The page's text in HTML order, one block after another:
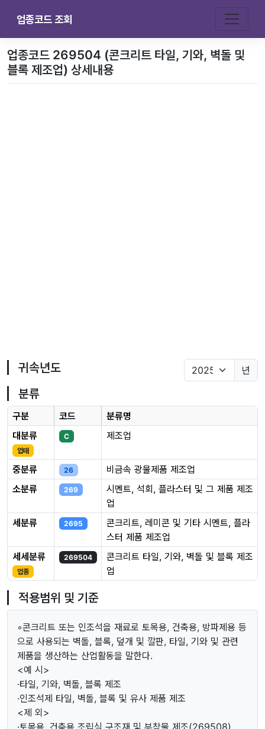
업종코드 조회
업종코드 269504 (콘크리트 타일, 기와, 벽돌 및
블록 제조업) 상세내용
귀속년도 년
분류
구분 코드
분류명
대분류
업태
C 제조업
중분류 26
비금속 광물제품 제조업
소분류
269
시멘트, 석회, 플라스터 및 그 제품 제조
업
세분류
2695
콘크리트, 레미콘 및 기타 시멘트, 플라
스터 제품 제조업
세세분류
업종
269504
콘크리트 타일, 기와, 벽돌 및 블록 제조
업
적용범위 및 기준
◦콘크리트 또는 인조석을 재료로 토목용, 건축용, 방파제용 등
으로 사용되는 벽돌, 블록, 덮개 및 깔판, 타일, 기와 및 관련
제품을 생산하는 산업활동을 말한다.
<예 시>
·타일, 기와, 벽돌, 블록 제조
·인조석제 타일, 벽돌, 블록 및 유사 제품 제조
<제 외>
·토목용, 건축용 조립식 구조재 및 부착물 제조(269508)